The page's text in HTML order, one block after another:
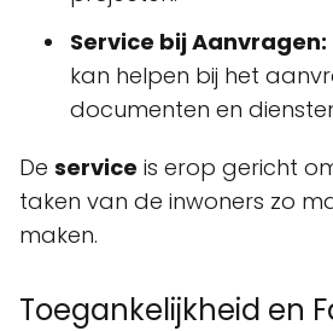
Service bij Aanvragen:
kan helpen bij het
documenten en
De service is erop gericht
taken van de inwoners zo
maken.
Toegankelijkheid en